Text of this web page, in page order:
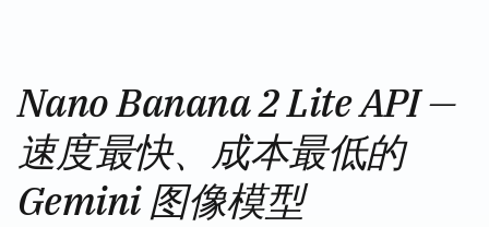
Nano Banana 2 Lite API —
速度最快、成本最低的
Gemini 图像模型